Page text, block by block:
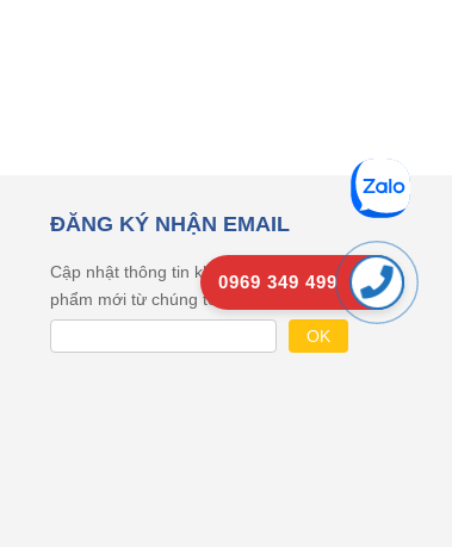
ĐĂNG KÝ NHẬN EMAIL
Cập nhật thông tin khuyên mãi, sản
phẩm mới từ chúng tôi
0969 349 499